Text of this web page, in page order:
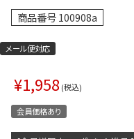
インワン／サロペット
ラ・ニップレス
商品番号100908a
メール便対応
¥1,958 税込
会員価格あり